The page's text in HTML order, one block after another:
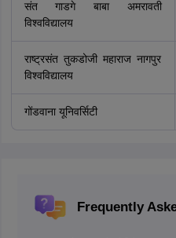
संत गाडगे बाबा अमरावती
विश्वविद्यालय
राष्ट्रसंत तुकडोजी महाराज नागपुर
विश्वविद्यालय
गोंडवाना यूनिवर्सिटी
Frequently